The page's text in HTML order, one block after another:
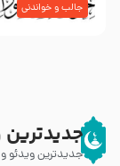
جالب و خواندنی
جدیدترین
جدیدترین ویدئو